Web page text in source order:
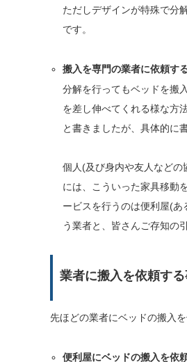
ただしデザインが特殊で分
です。
搬入を専門の業者に依頼す
分解を行ってもベッドを搬
を差し伸べてくれる様な方
と書きましたが、具体的に
個人(及び身内や友人など
には、こういった家具移動
ービスを行うのは便利屋(あ
う業者と、皆さんご存知の
業者に搬入を依頼す
先ほどの業者にベッドの搬入
便利屋にベッドの搬入を依